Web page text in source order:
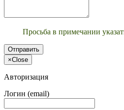
Просьба в примечании
Отправить
×Close
Авторизация
Логин (email)